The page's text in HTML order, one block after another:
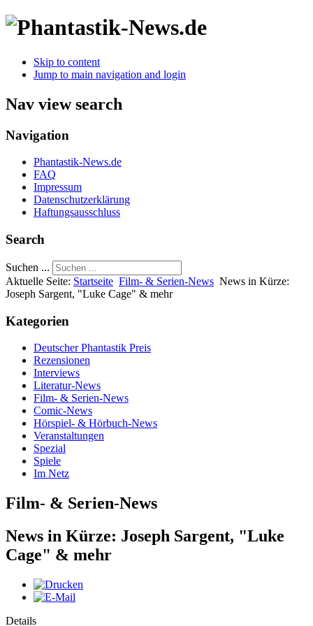
Skip to content
Jump to main navigation and login
Nav view search
Navigation
Phantastik-News.de
FAQ
Impressum
Datenschutzerklärung
Haftungsausschluss
Search
Suchen ...
Aktuelle Seite: Startseite Film- & Serien-News News in Kürze:
Joseph Sargent, "Luke Cage" & mehr
Kategorien
Deutscher Phantastik Preis
Rezensionen
Interviews
Literatur-News
Film- & Serien-News
Comic-News
Hörspiel- & Hörbuch-News
Veranstaltungen
Spezial
Spiele
Im Netz
Film- & Serien-News
News in Kürze: Joseph Sargent, "Luke
Cage" & mehr
Details